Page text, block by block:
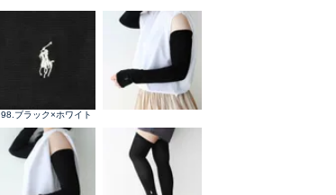
98.ブラック×ホワイト